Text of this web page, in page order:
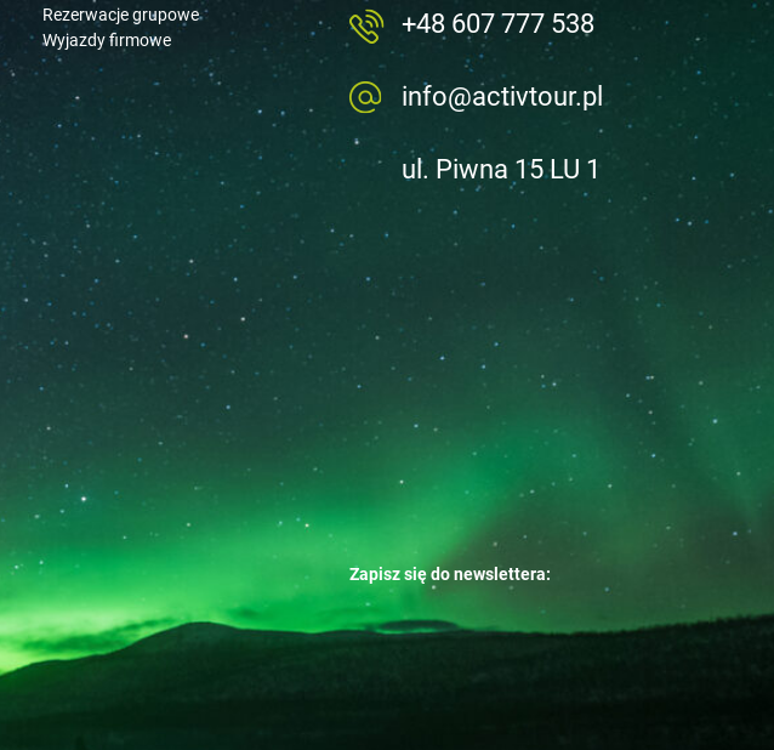
Rezerwacje grupowe
Wyjazdy firmowe
+48 607 777 538
info@activtour.pl
ul. Piwna 15 LU 1
Zapisz się do newslettera: